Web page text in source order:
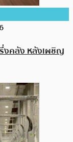
งคลัง หลังเผชิญ